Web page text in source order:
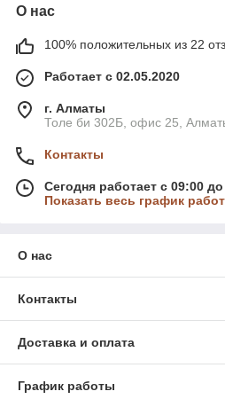
О нас
100% положительных из 22
Работает с 02.05.2020
г. Алматы
Толе би 302Б, офис 25,
Контакты
Сегодня работает с 09:00
Показать весь график
О нас
Контакты
Доставка и оплата
График работы